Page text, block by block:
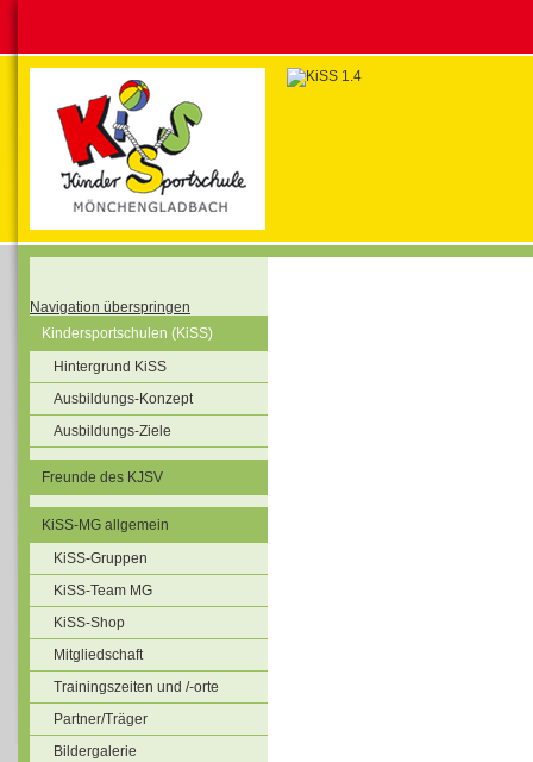
Navigation überspringen
Kindersportschulen (KiSS)
Hintergrund KiSS
Ausbildungs-Konzept
Ausbildungs-Ziele
Freunde des KJSV
KiSS-MG allgemein
KiSS-Gruppen
KiSS-Team MG
KiSS-Shop
Mitgliedschaft
Trainingszeiten und /-orte
Partner/Träger
Bildergalerie